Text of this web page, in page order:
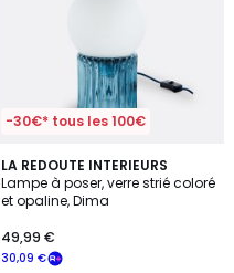
-30€* tous les 100€
LA REDOUTE INTERIEURS
Lampe à poser, verre strié coloré
et opaline, Dima
30,09 €
49,99 €
4,7
/ 5
3
Couleurs